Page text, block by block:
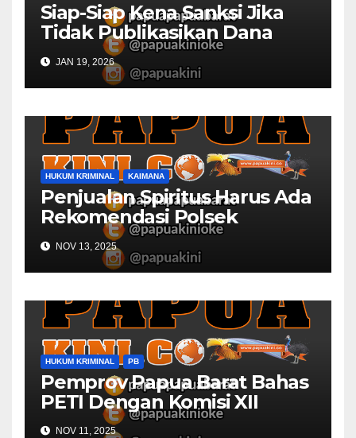
Siap-Siap Kena Sanksi Jika
Tidak Publikasikan Dana
Desa
JAN 19, 2026
HUKUM KRIMINAL KAIMANA
Penjualan Spiritus Harus Ada
Rekomendasi Polsek
Kaimana
NOV 13, 2025
HUKUM KRIMINAL PB
Pemprov Papua Barat Bahas
PETI Dengan Komisi XII
NOV 11, 2025